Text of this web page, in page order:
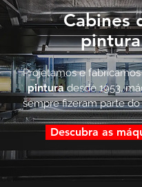
Cabines
pintura
Projetamos e
pinturadesde 1953,
sempre fizeram parte do
Descubra as